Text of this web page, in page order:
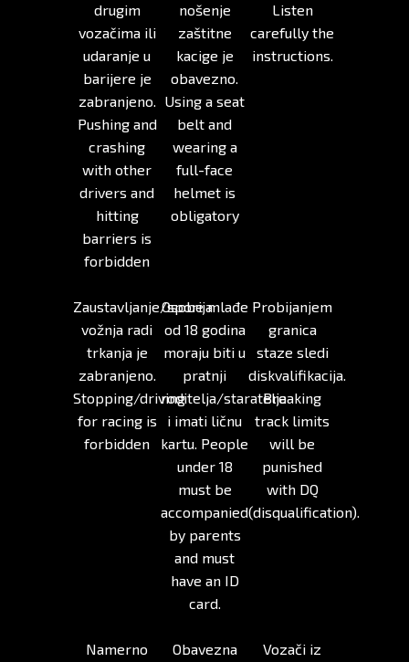
drugim
vozačima ili
udaranje u
barijere je
zabranjeno.
Pushing and
crashing
with other
drivers and
hitting
barriers is
forbidden
nošenje
zaštitne
kacige je
obavezno.
Using a seat
belt and
wearing a
full-face
helmet is
obligatory
Listen
carefully the
instructions.
Zaustavljanje/sporija
vožnja radi
trkanja je
zabranjeno.
Stopping/driving
for racing is
forbidden
Osobe mlađe
od 18 godina
moraju biti u
pratnji
roditelja/staratelja
i imati ličnu
kartu. People
under 18
must be
accompanied
by parents
and must
have an ID
card.
Probijanjem
granica
staze sledi
diskvalifikacija.
Breaking
track limits
will be
punished
with DQ
(disqualification).
Namerno
Obavezna
Vozači iz